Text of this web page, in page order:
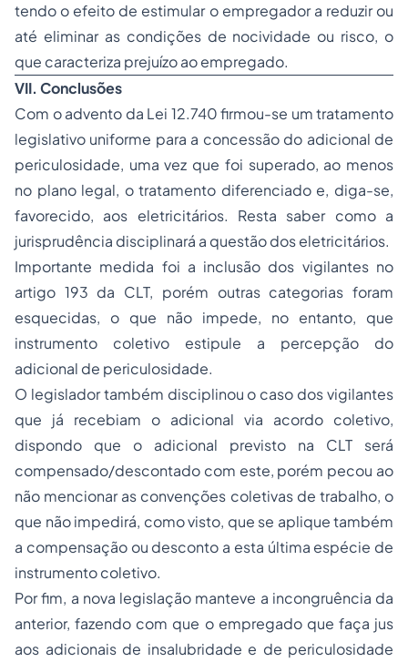
tendo o efeito de estimular o empregador a reduzir ou
até eliminar as condições de nocividade ou risco, o
que caracteriza prejuízo ao empregado.
VII. Conclusões
Com o advento da Lei 12.740 firmou-se um tratamento
legislativo uniforme para a concessão do adicional de
periculosidade, uma vez que foi superado, ao menos
no plano legal, o tratamento diferenciado e, diga-se,
favorecido, aos eletricitários. Resta saber como a
jurisprudência disciplinará a questão dos eletricitários.
Importante medida foi a inclusão dos vigilantes no
artigo 193 da CLT, porém outras categorias foram
esquecidas, o que não impede, no entanto, que
instrumento coletivo estipule a percepção do
adicional de periculosidade.
O legislador também disciplinou o caso dos vigilantes
que já recebiam o adicional via acordo coletivo,
dispondo que o adicional previsto na CLT será
compensado/descontado com este, porém pecou ao
não mencionar as convenções coletivas de trabalho, o
que não impedirá, como visto, que se aplique também
a compensação ou desconto a esta última espécie de
instrumento coletivo.
Por fim, a nova legislação manteve a incongruência da
anterior, fazendo com que o empregado que faça jus
aos adicionais de insalubridade e de periculosidade